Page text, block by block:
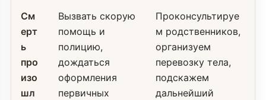
См
ерт
ь
про
изо
шл
Вызвать скорую
помощь и
полицию,
дождаться
оформления
первичных
Проконсультируе
м родственников,
организуем
перевозку тела,
подскажем
дальнейший